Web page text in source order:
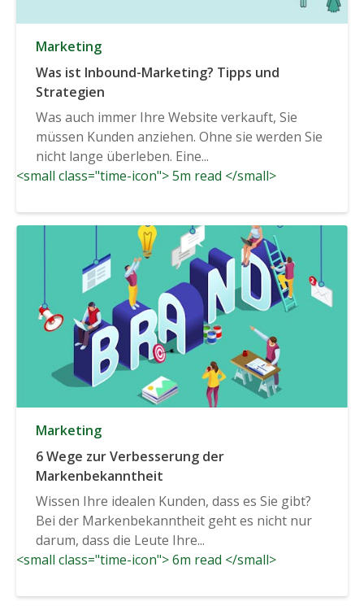
Marketing
Was ist Inbound-Marketing? Tipps und
Strategien
Was auch immer Ihre Website verkauft, Sie
müssen Kunden anziehen. Ohne sie werden Sie
nicht lange überleben. Eine...
<small class="time-icon"> 5m read </small>
Marketing
6 Wege zur Verbesserung der
Markenbekanntheit
Wissen Ihre idealen Kunden, dass es Sie gibt?
Bei der Markenbekanntheit geht es nicht nur
darum, dass die Leute Ihre...
<small class="time-icon"> 6m read </small>